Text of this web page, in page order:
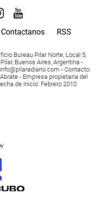
Contactanos RSS
Bureau Pilar Norte, Local 5,
Buenos Aires, Argentina -
info@pilaradiario.com - Contacto:
- Empresa propietaria del
de Inicio: Febrero 2010